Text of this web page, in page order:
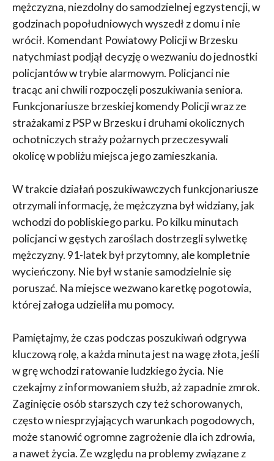
mężczyzna, niezdolny do samodzielnej egzystencji, w
godzinach popołudniowych wyszedł z domu i nie
wrócił. Komendant Powiatowy Policji w Brzesku
natychmiast podjął decyzję o wezwaniu do jednostki
policjantów w trybie alarmowym. Policjanci nie
tracąc ani chwili rozpoczęli poszukiwania seniora.
Funkcjonariusze brzeskiej komendy Policji wraz ze
strażakami z PSP w Brzesku i druhami okolicznych
ochotniczych straży pożarnych przeczesywali
okolicę w pobliżu miejsca jego zamieszkania.
W trakcie działań poszukiwawczych funkcjonariusze
otrzymali informację, że mężczyzna był widziany, jak
wchodzi do pobliskiego parku. Po kilku minutach
policjanci w gęstych zaroślach dostrzegli sylwetkę
mężczyzny. 91-latek był przytomny, ale kompletnie
wycieńczony. Nie był w stanie samodzielnie się
poruszać. Na miejsce wezwano karetkę pogotowia,
której załoga udzieliła mu pomocy.
Pamiętajmy, że czas podczas poszukiwań odgrywa
kluczową rolę, a każda minuta jest na wagę złota, jeśli
w grę wchodzi ratowanie ludzkiego życia. Nie
czekajmy z informowaniem służb, aż zapadnie zmrok.
Zaginięcie osób starszych czy też schorowanych,
często w niesprzyjających warunkach pogodowych,
może stanowić ogromne zagrożenie dla ich zdrowia,
a nawet życia. Ze względu na problemy związane z